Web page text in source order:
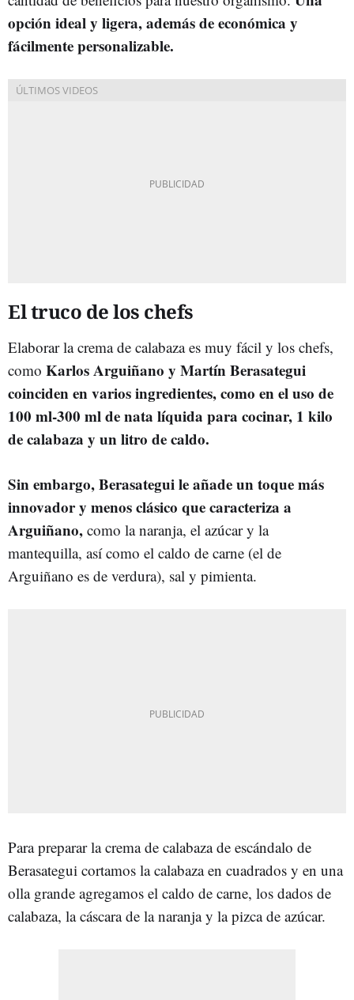
opción ideal y ligera, además de económica y
fácilmente personalizable.
El truco de los chefs
Elaborar la crema de calabaza es muy fácil y los chefs,
como Karlos Arguiñano y Martín Berasategui
coinciden en varios ingredientes, como en el uso de
100 ml-300 ml de nata líquida para cocinar, 1 kilo
de calabaza y un litro de caldo.
Sin embargo, Berasategui le añade un toque más
innovador y menos clásico que caracteriza a
Arguiñano, como la naranja, el azúcar y la
mantequilla, así como el caldo de carne (el de
Arguiñano es de verdura), sal y pimienta.
Para preparar la crema de calabaza de escándalo de
Berasategui cortamos la calabaza en cuadrados y en una
olla grande agregamos el caldo de carne, los dados de
calabaza, la cáscara de la naranja y la pizca de azúcar.